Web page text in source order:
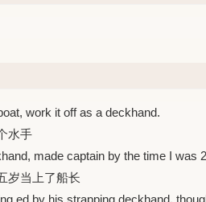
work it off as a deckhand.
水手
, made captain by the time I was
岁当上了船长
ed by his strapping deckhand,